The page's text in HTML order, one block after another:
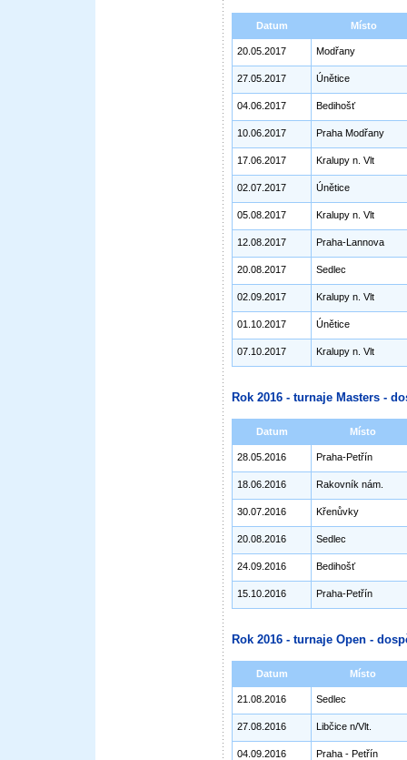
Datum Místo
20.05.2017 Modřany
27.05.2017 Únětice
04.06.2017 Bedihošť
10.06.2017 Praha Modřany
17.06.2017 Kralupy n. Vlt
02.07.2017 Únětice
05.08.2017 Kralupy n. Vlt
12.08.2017 Praha-Lannova
20.08.2017 Sedlec
02.09.2017 Kralupy n. Vlt
01.10.2017 Únětice
07.10.2017 Kralupy n. Vlt
Rok 2016 - turnaje Masters -
Datum Místo
28.05.2016 Praha-Petřín
18.06.2016 Rakovník nám.
30.07.2016 Křenůvky
20.08.2016 Sedlec
24.09.2016 Bedihošť
15.10.2016 Praha-Petřín
Rok 2016 - turnaje Open -
Datum Místo
21.08.2016 Sedlec
27.08.2016 Libčice n/Vlt.
04.09.2016 Praha - Petřín